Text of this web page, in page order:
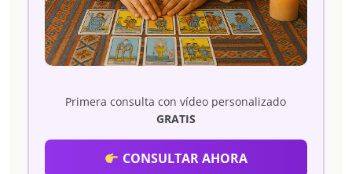
Primera consulta con vídeo personalizado
GRATIS
CONSULTAR AHORA